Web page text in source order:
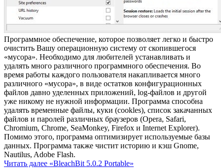
Программное обеспечение, которое позволяет легко и быстро
очистить Вашу операционную систему от скопившегося
«мусора». Необходимо для любителей устанавливать и
удалять много различного программного обеспечения. Во
время работы каждого пользователя накапливается много
различного «мусора», в виде остатков конфигурационных
файлов давно уделенных приложений, log-файлов и другой
уже никому не нужной информации. Программа способна
удалять временные файлы, куки (cookles), список закачанных
файлов и паролей различных браузеров (Opera, Safari,
Chromium, Chrome, SeaMonkey, Firefox и Internet Explorer).
Помимо этого, программа оптимизирует используемые базы
данных. Программа также чистит историю и кэш Gnome,
Nautilus, Adobe Flash.
Читать далее «BleachBit 5.0.2 Portable»